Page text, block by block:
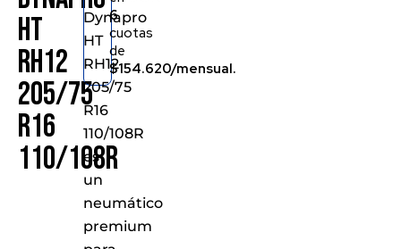
HT
RH12
205/75
R16
110/108R
6
cuotas
de
$154.620/mensual.
Dynapro
HT
RH12
205/75
R16
110/108R
es
un
neumático
premium